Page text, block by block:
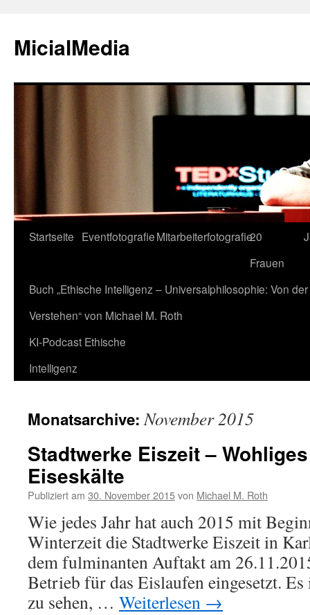
MicialMedia
Zum
springen
Startseite EventfotografieMitarbeiterfotografie20
Frauen
Buch „Ethische Intelligenz – Universalphilosophie: Von
Verstehen“ von Michael M. Roth
KI-Podcast Ethische
Intelligenz
Monatsarchive:November 2015
Stadtwerke Eiszeit –
Eiseskälte
Publiziert am 30. November 2015von Michael M. Roth
Wie jedes Jahr hat auch 2015 mit
Winterzeit die Stadtwerke Eiszeit in
dem fulminanten Auftakt am
Betrieb für das Eislaufen eingesetzt.
zu sehen, … Weiterlesen →